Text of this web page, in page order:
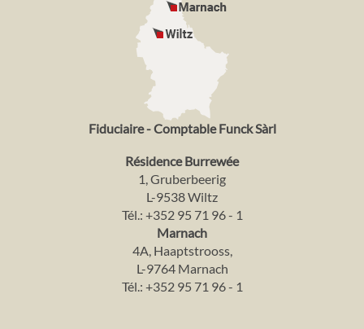
Fiduciaire - Comptable Funck Sàrl
Résidence Burrewée
1, Gruberbeerig
L-9538 Wiltz
Tél.: +352 95 71 96 - 1
Marnach
4A, Haaptstrooss,
L-9764 Marnach
Tél.: +352 95 71 96 - 1